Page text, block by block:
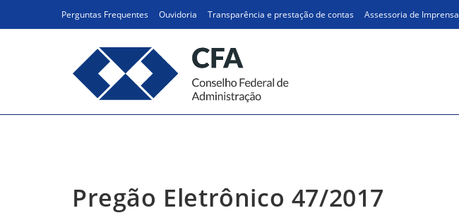
para
Perguntas Frequentes Ouvidoria Transparência e prestação de contas Assessoria de Imprensa
Pregão Eletrônico 47/2017